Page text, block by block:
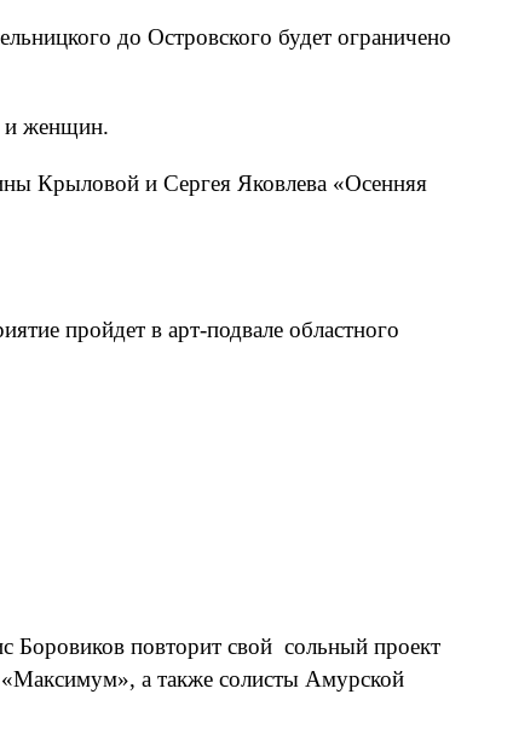
до Островского будет ограничено
и женщин.
Крыловой и Сергея Яковлева «Осенняя
пройдет в арт-подвале областного
Боровиков повторит свой сольный проект
а также солисты Амурской